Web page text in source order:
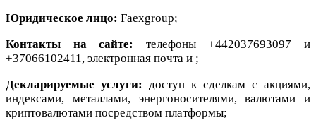
Юридическое лицо: Faexgroup;
Контакты на сайте: телефоны +442037693097 и
+37066102411, электронная почта и ;
Декларируемые услуги: доступ к сделкам с акциями,
индексами, металлами, энергоносителями, валютами и
криптовалютами посредством платформы;